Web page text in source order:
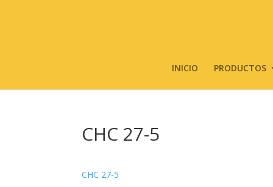
INICIO PRODUCTOS
CHC 27-5
CHC 27-5